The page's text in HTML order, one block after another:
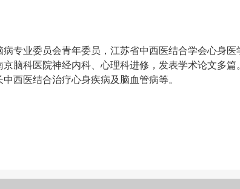
专业委员会青年委员，江苏省中西医结合学会心身医
脑科医院神经内科、心理科进修，发表学术论文多篇
西医结合治疗心身疾病及脑血管病等。